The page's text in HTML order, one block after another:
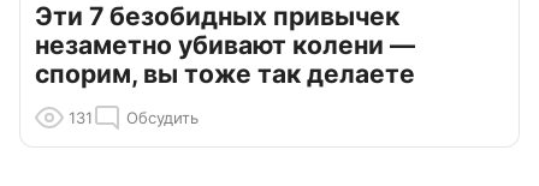
Эти 7 безобидных привычек
незаметно убивают колени —
спорим, вы тоже так делаете
131 Обсудить